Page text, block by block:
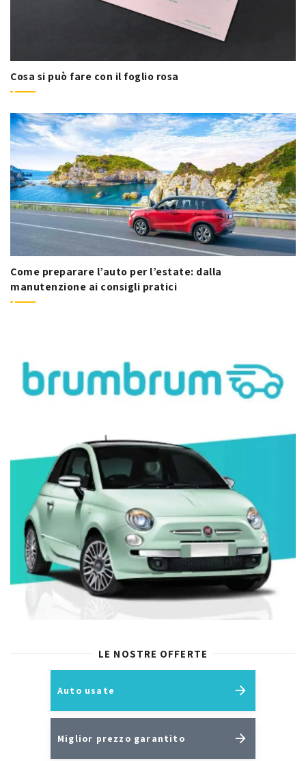
Cosa si può fare con il foglio rosa
Come preparare l’auto per l’estate: dalla
manutenzione ai consigli pratici
LE NOSTRE OFFERTE
Auto usate
Miglior prezzo garantito